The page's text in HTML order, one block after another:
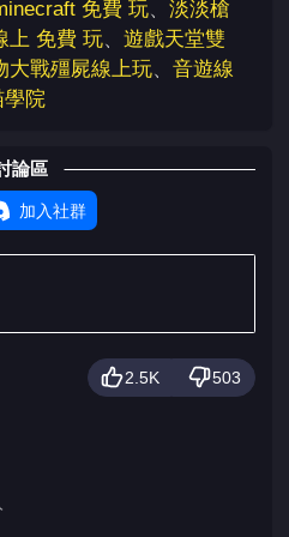
免費 玩、 淡淡槍
上 免費 玩、 遊戲天堂雙
大戰殭屍線上玩、 音遊線
學院
論區
加入社群
2.5K 503